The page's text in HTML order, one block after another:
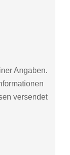
Angaben.
versendet